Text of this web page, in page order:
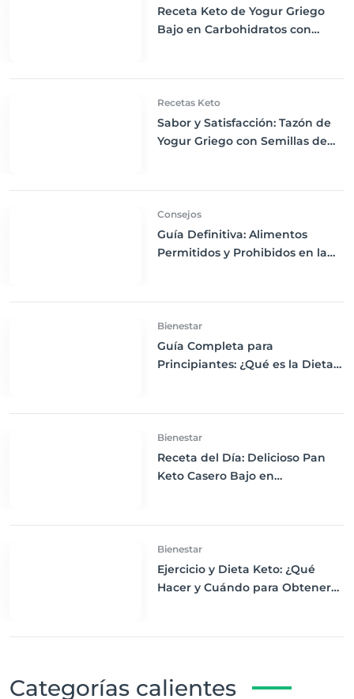
Receta Keto de Yogur Griego
Bajo en Carbohidratos con
Recetas Keto
Sabor y Satisfacción: Tazón de
Yogur Griego con Semillas de
Consejos
Guía Definitiva: Alimentos
Permitidos y Prohibidos en la
Bienestar
Guía Completa para
Principiantes: ¿Qué es la Dieta
Bienestar
Receta del Día: Delicioso Pan
Keto Casero Bajo en
Bienestar
Ejercicio y Dieta Keto: ¿Qué
Hacer y Cuándo para Obtener
Categorías calientes